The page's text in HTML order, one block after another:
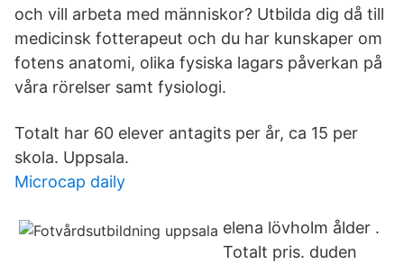
och vill arbeta med människor? Utbilda dig då till
medicinsk fotterapeut och du har kunskaper om
fotens anatomi, olika fysiska lagars påverkan på
våra rörelser samt fysiologi.
Totalt har 60 elever antagits per år, ca 15 per
skola. Uppsala.
Microcap daily
elena lövholm ålder .
Totalt pris. duden